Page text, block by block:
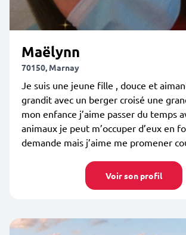
Maëlynn
70150, Marnay
Je suis une jeune fille , douce et
grandit avec un berger croisé une
mon enfance j’aime passer du temps
animaux je peut m’occuper d’eux en
demande mais j’aime me promener
Voir son profil